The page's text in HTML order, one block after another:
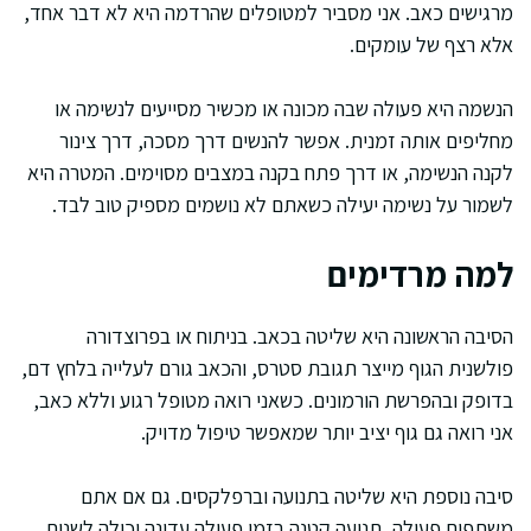
מרגישים כאב. אני מסביר למטופלים שהרדמה היא לא דבר אחד,
אלא רצף של עומקים.
הנשמה היא פעולה שבה מכונה או מכשיר מסייעים לנשימה או
מחליפים אותה זמנית. אפשר להנשים דרך מסכה, דרך צינור
לקנה הנשימה, או דרך פתח בקנה במצבים מסוימים. המטרה היא
לשמור על נשימה יעילה כשאתם לא נושמים מספיק טוב לבד.
למה מרדימים
הסיבה הראשונה היא שליטה בכאב. בניתוח או בפרוצדורה
פולשנית הגוף מייצר תגובת סטרס, והכאב גורם לעלייה בלחץ דם,
בדופק ובהפרשת הורמונים. כשאני רואה מטופל רגוע וללא כאב,
אני רואה גם גוף יציב יותר שמאפשר טיפול מדויק.
סיבה נוספת היא שליטה בתנועה וברפלקסים. גם אם אתם